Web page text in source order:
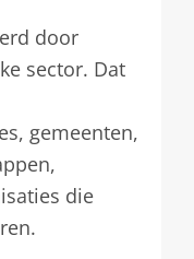
door
sector. Dat
gemeenten,
die